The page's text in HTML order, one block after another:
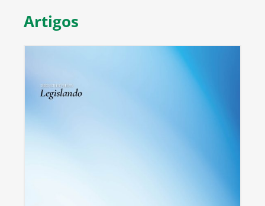
Artigos